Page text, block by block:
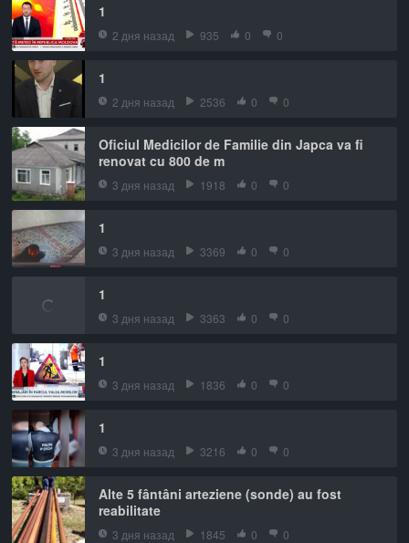
1
2 дня назад 935 0 0
1
2 дня назад 2536 0 0
Oficiul Medicilor de Familie din Japca va fi
renovat cu 800 de m
3 дня назад 1918 0 0
1
3 дня назад 3369 0 0
1
3 дня назад 3363 0 0
1
3 дня назад 1836 0 0
1
3 дня назад 3216 0 0
Alte 5 fântâni arteziene (sonde) au fost
reabilitate
3 дня назад 1845 0 0